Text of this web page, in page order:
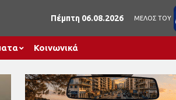
Πέμπτη 06.08.2026 ΜΕΛΟΣ ΤΟΥ
Κοινωνικά